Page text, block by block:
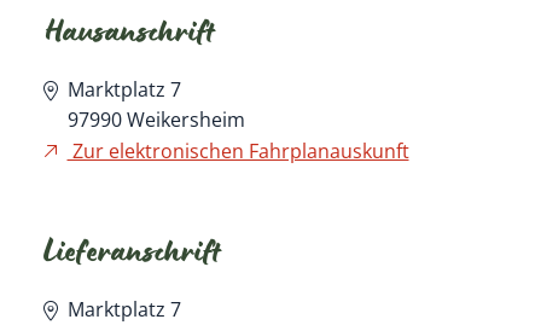
Hausanschrift
Marktplatz 7
97990 Weikersheim
Zur elektronischen Fahrplanauskunft
Lieferanschrift
Marktplatz 7